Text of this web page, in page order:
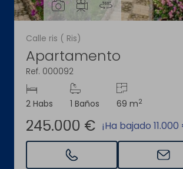
Calle ris ( Ris)
Apartamento
Ref. 000092
2 Habs 1 Baños 69 m2
245.000 € ¡Ha bajado